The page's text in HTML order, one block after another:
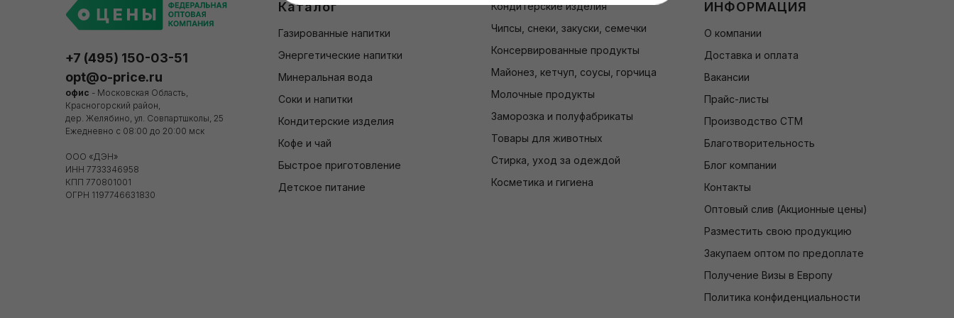
+7 (495) 150-03-51
opt@o-price.ru
офис - Московская Область,
Красногорский район,
дер. Желябино, ул. Совпартшколы, 25
Ежедневно с 08:00 до 20:00 мск
ООО «ДЭН»
ИНН 7733346958
КПП 770801001
ОГРН 1197746631830
Каталог
Газированные напитки
Энергетические напитки
Минеральная вода
Соки и напитки
Кондитерские изделия
Кофе и чай
Быстрое приготовление
Детское питание
Кондитерские изделия
Чипсы, снеки, закуски, семечки
Консервированные продукты
Майонез, кетчуп, соусы, горчица
Молочные продукты
Заморозка и полуфабрикаты
Товары для животных
Стирка, уход за одеждой
Косметика и гигиена
ИНФОРМАЦИЯ
О компании
Доставка и оплата
Вакансии
Прайс-листы
Производство СТМ
Благотворительность
Блог компании
Контакты
Оптовый слив (Акционные цены)
Разместить свою продукцию
Закупаем оптом по предоплате
Получение Визы в Европу
Политика конфиденциальности